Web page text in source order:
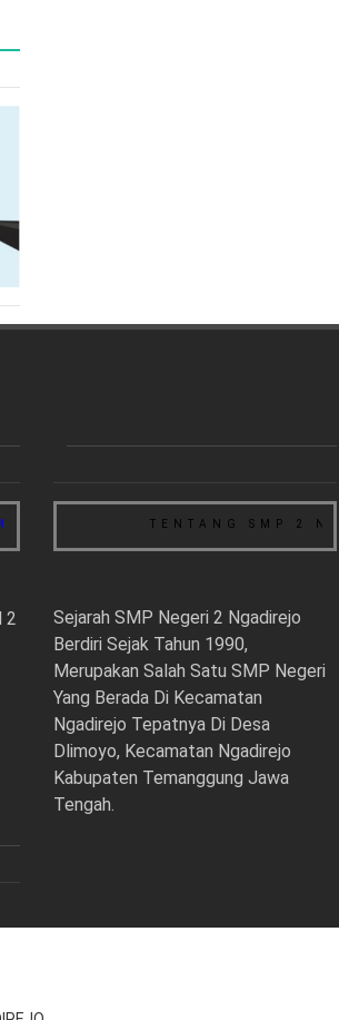
NGADIREJOTENTANG SMP 2
Sejarah SMP Negeri 2 Ngadirejo
Berdiri Sejak Tahun 1990,
Merupakan Salah Satu SMP Negeri
Yang Berada Di Kecamatan
Ngadirejo Tepatnya Di Desa
Dlimoyo, Kecamatan Ngadirejo
Kabupaten Temanggung Jawa
Tengah.